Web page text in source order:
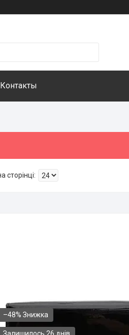
Контакты
–48%